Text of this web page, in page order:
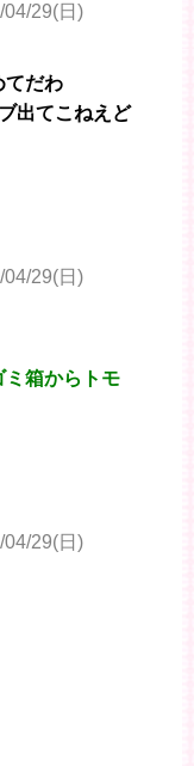
04/29(日)
てだわ
出てこねえど
04/29(日)
ミ箱からトモ
04/29(日)